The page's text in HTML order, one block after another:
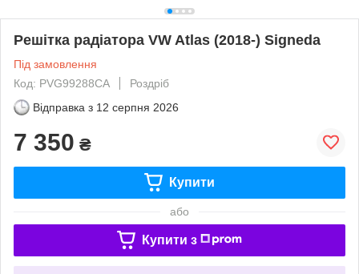
Решітка радіатора VW Atlas (2018-) Signeda
Під замовлення
Код: PVG99288CA
Роздріб
Відправка з 12 серпня 2026
7 350 ₴
Купити
або
Купити з